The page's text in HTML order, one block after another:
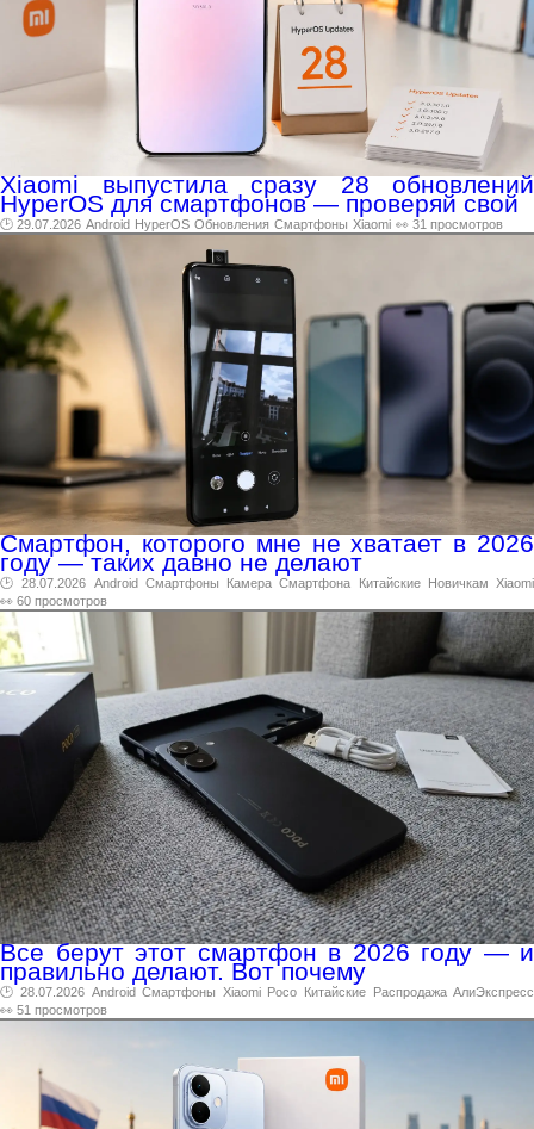
Xiaomi выпустила сразу 28 обновлений
HyperOS для смартфонов — проверяй свой
🕑 29.07.2026 Android HyperOS Обновления Смартфоны Xiaomi 👀 31 просмотров
Смартфон, которого мне не хватает в 2026
году — таких давно не делают
🕑 28.07.2026 Android Смартфоны Камера Смартфона Китайские Новичкам Xiaomi
👀 60 просмотров
Все берут этот смартфон в 2026 году — и
правильно делают. Вот почему
🕑 28.07.2026 Android Смартфоны Xiaomi Poco Китайские Распродажа АлиЭкспресс
👀 51 просмотров